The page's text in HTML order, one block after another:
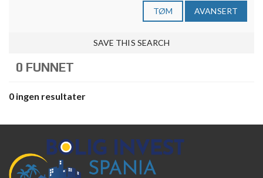
TØM AVANSERT
SAVE THIS SEARCH
0 FUNNET
0 ingen resultater